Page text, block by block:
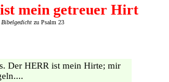
mein getreuer Hirt
Bibelgedichtzu Psalm 23
Der HERR ist mein Hirte; mir